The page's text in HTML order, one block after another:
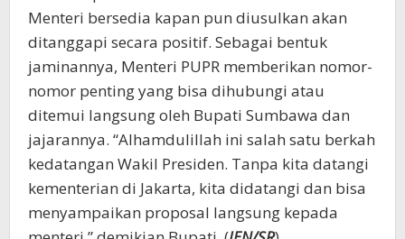
Menteri bersedia kapan pun diusulkan akan
ditanggapi secara positif. Sebagai bentuk
jaminannya, Menteri PUPR memberikan nomor-
nomor penting yang bisa dihubungi atau
ditemui langsung oleh Bupati Sumbawa dan
jajarannya. “Alhamdulillah ini salah satu berkah
kedatangan Wakil Presiden. Tanpa kita datangi
kementerian di Jakarta, kita didatangi dan bisa
menyampaikan proposal langsung kepada